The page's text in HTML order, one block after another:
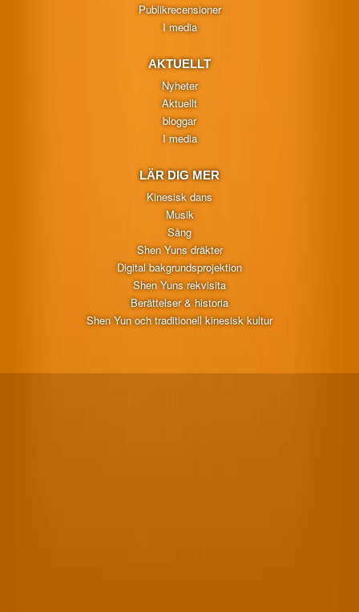
Publikrecensioner
I media
AKTUELLT
Nyheter
Aktuellt
bloggar
I media
LÄR DIG MER
Kinesisk dans
Musik
Sång
Shen Yuns dräkter
Digital bakgrundsprojektion
Shen Yuns rekvisita
Berättelser & historia
Shen Yun och traditionell kinesisk kultur